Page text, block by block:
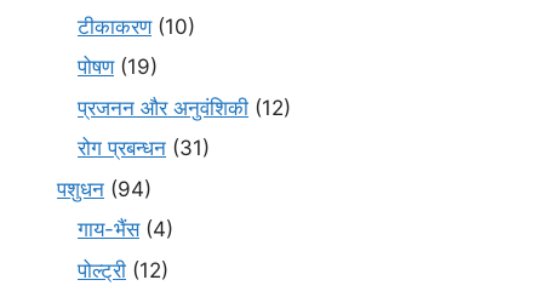
टीकाकरण(10)
पोषण(19)
प्रजनन और अनुवंशिकी (12)
रोग प्रबन्धन (31)
पशुधन (94)
गाय-भैंस(4)
पोल्ट्री (12)